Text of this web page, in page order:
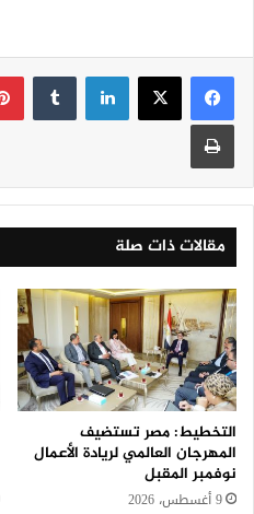
لينكدإن
مقالات ذات صلة
التخطيط: مصر تستضيف
المهرجان العالمي لريادة الأعمال
نوفمبر المقبل
9 أغسطس، 2026